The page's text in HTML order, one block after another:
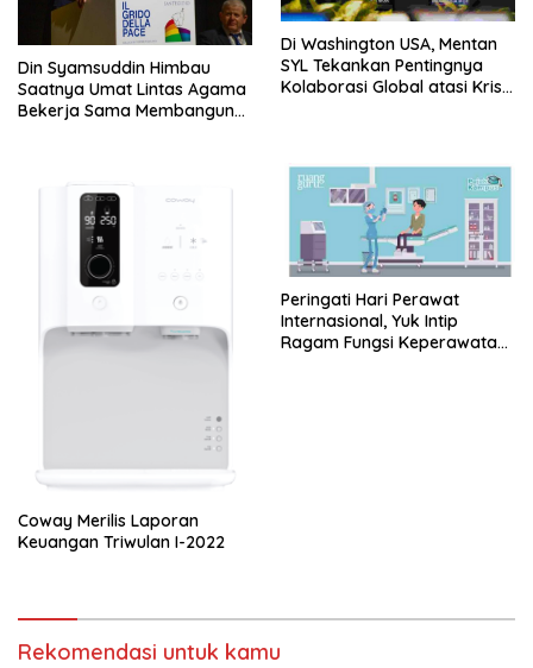
Din Syamsuddin Himbau
Saatnya Umat Lintas Agama
Bekerja Sama Membangun
Di Washington USA, Mentan
SYL Tekankan Pentingnya
Kolaborasi Global atasi Krisis
Coway Merilis Laporan
Keuangan Triwulan I-2022
Peringati Hari Perawat
Internasional, Yuk Intip
Ragam Fungsi Keperawatan
Rekomendasi untuk kamu